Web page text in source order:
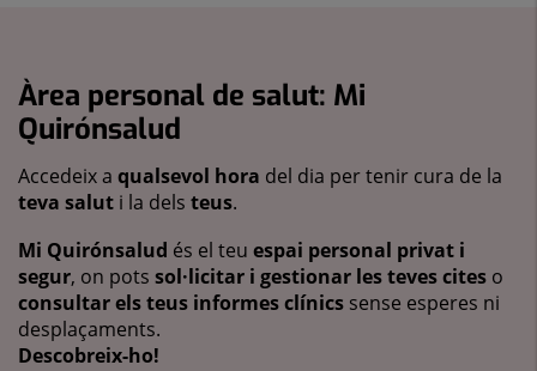
Àrea personal de salut: Mi
Quirónsalud
Accedeix a qualsevol hora del dia per tenir cura de la
teva salut i la dels teus.
Mi Quirónsalud és el teu espai personal privat i
segur, on pots sol·licitar i gestionar les teves cites o
consultar els teus informes clínics sense esperes ni
desplaçaments.
Descobreix-ho!